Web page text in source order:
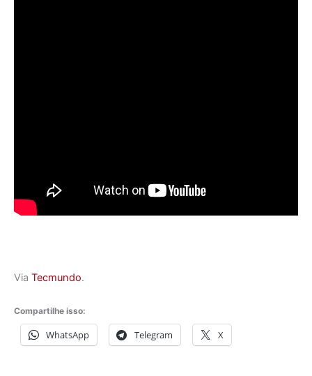
Via Tecmundo.
Compartilhe isso:
WhatsApp Telegram X